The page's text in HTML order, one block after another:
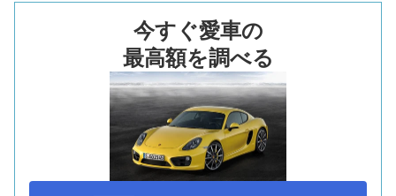
今すぐ愛車の
最高額を調べる